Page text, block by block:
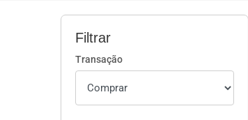
Filtrar
Transação